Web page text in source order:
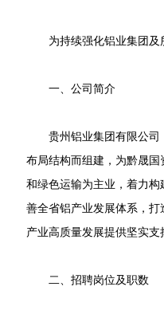
为持续强化铝业集团及所
一、公司简介
贵州铝业集团有限公司（
布局结构而组建，为黔晟
和绿色运输为主业，着力
善全省铝产业发展体系，打
产业高质量发展提供坚实支
二、招聘岗位及职数